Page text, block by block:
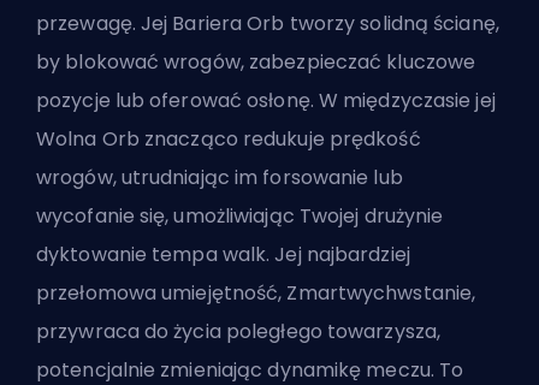
przewagę. Jej Bariera Orb tworzy solidną ścianę,
by blokować wrogów, zabezpieczać kluczowe
pozycje lub oferować osłonę. W międzyczasie jej
Wolna Orb znacząco redukuje prędkość
wrogów, utrudniając im forsowanie lub
wycofanie się, umożliwiając Twojej drużynie
dyktowanie tempa walk. Jej najbardziej
przełomowa umiejętność, Zmartwychwstanie,
przywraca do życia poległego towarzysza,
potencjalnie zmieniając dynamikę meczu. To